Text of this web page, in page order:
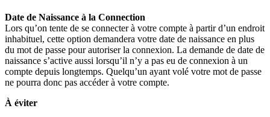
Date de Naissance à la Connection
Lors qu’on tente de se connecter à votre compte à partir d’un endroit
inhabituel, cette option demandera votre date de naissance en plus
du mot de passe pour autoriser la connexion. La demande de date de
naissance s’active aussi lorsqu’il n’y a pas eu de connexion à un
compte depuis longtemps. Quelqu’un ayant volé votre mot de passe
ne pourra donc pas accéder à votre compte.
À éviter